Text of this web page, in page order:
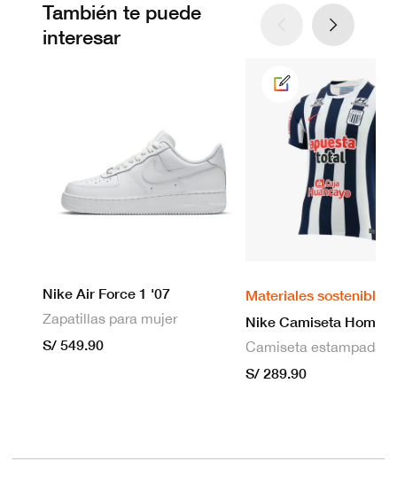
También te puede
interesar
Nike Air Force 1 '07
Zapatillas para mujer
S/ 549.90
Materiales sostenibles
S/ 289.90